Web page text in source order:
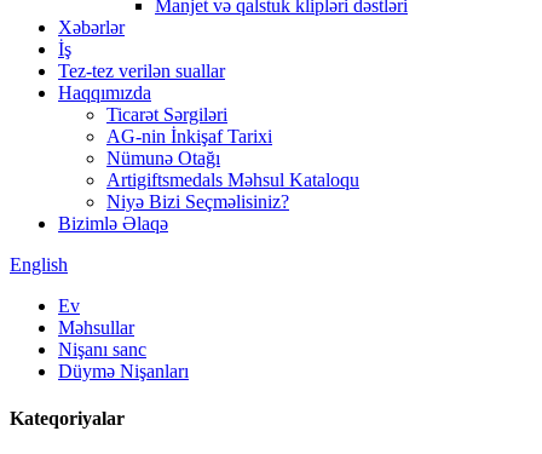
Manjet və qalstuk klipləri dəstləri
Xəbərlər
İş
Tez-tez verilən suallar
Haqqımızda
Ticarət Sərgiləri
AG-nin İnkişaf Tarixi
Nümunə Otağı
Artigiftsmedals Məhsul Kataloqu
Niyə Bizi Seçməlisiniz?
Bizimlə Əlaqə
English
Ev
Məhsullar
Nişanı sanc
Düymə Nişanları
Kateqoriyalar